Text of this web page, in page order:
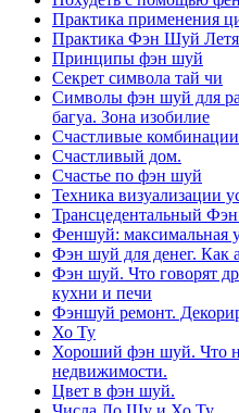
Практика применения
Практика Фэн Шуй
Принципы фэн шуй
Секрет символа тай чи
Символы фэн шуй для
багуа. Зона изобилие
Счастливые
Счастливый дом.
Счастье по фэн шуй
Техника визуализации
Трансцедентальный
Феншуй: максимальная
Фэн шуй для денег. Как
Фэн шуй. Что говорят
кухни и печи
Фэншуй ремонт.
Хо Ту
Хороший фэн шуй. Что
недвижимости.
Цвет в фэн шуй.